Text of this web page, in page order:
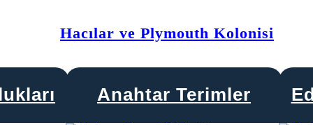
Hacılar ve Plymouth Kolonisi
Anahtar Terimler